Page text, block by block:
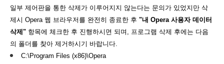
일부 제어판을 통한 삭제가 이루어지지 않는다는 문의가 있었지만 삭
제시 Opera 웹 브라우저를 완전히 종료한 후 "내 Opera 사용자 데이터
삭제" 항목에 체크한 후 진행하시면 되며, 프로그램 삭제 후에는 다음
의 폴더를 찾아 제거하시기 바랍니다.
C:\Program Files (x86)\Opera